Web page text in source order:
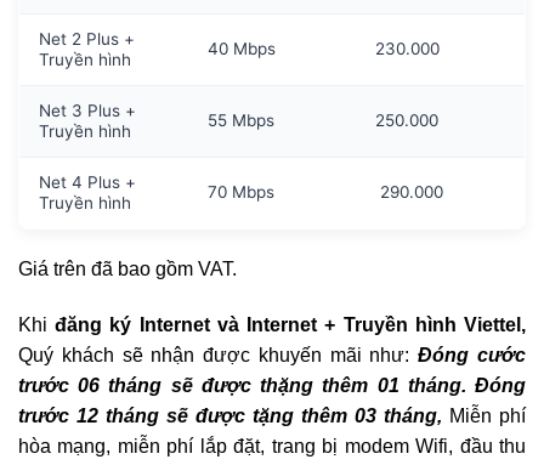
Net 2 Plus +
Truyền hình
40 Mbps 230.000
Net 3 Plus +
Truyền hình
55 Mbps 250.000
Net 4 Plus +
Truyền hình
70 Mbps 290.000
Giá trên đã bao gồm VAT.
Khiđăng ký Internet và Internet + Truyền hình Viettel,
Quý khách sẽ nhận được khuyến mãi như:Đóng cước
trước 06 tháng sẽ được thặng thêm 01 tháng. Đóng
trước 12 tháng sẽ được tặng thêm 03 tháng, Miễn phí
hòa mạng, miễn phí lắp đặt, trang bị modem Wifi, đầu thu